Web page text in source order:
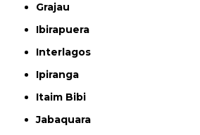
Grajau
Ibirapuera
Interlagos
Ipiranga
Itaim Bibi
Jabaquara